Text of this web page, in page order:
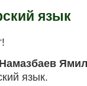
язык
Намаз­ба­ев
язык.